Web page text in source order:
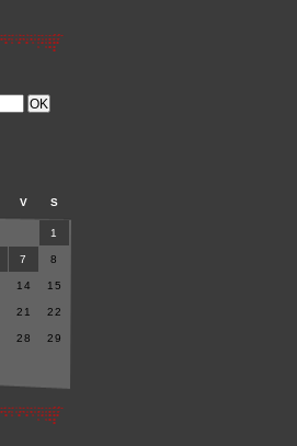
V S
1
7 8
14 15
21 22
28 29